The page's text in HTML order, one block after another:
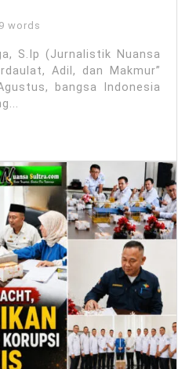
words
S.Ip (Jurnalistik Nuansa
Adil, dan Makmur”
bangsa Indonesia